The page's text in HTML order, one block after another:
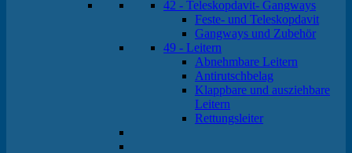
42 - Teleskopdavit- Gangways
Feste- und Teleskopdavit
Gangways und Zubehör
49 - Leitern
Abnehmbare Leitern
Antirutschbelag
Klappbare und ausziehbare
Leitern
Rettungsleiter